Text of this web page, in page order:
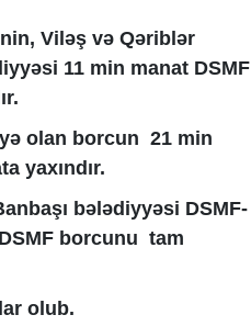
Viləş və Qəriblər
11 min manat DSMF
olan borcun 21 min
yaxındır.
bələdiyyəsi DSMF-
borcunu tam
olub.